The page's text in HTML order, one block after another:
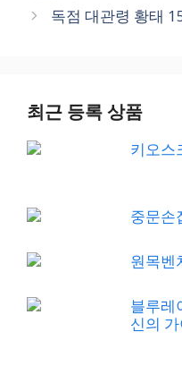
독점 대관령 황태
최근 등록 상품
키오스
중문손
원목벤
블루레
신의